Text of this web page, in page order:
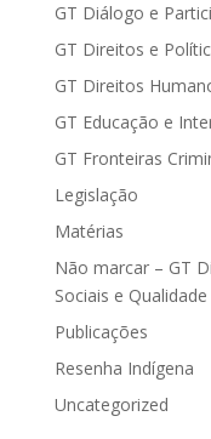
GT Diálogo e
GT Direitos e
GT Direitos
GT Educação e
GT Fronteiras
Legislação
Matérias
Não marcar – GT
Sociais e Qualidade
Publicações
Resenha Indígena
Uncategorized